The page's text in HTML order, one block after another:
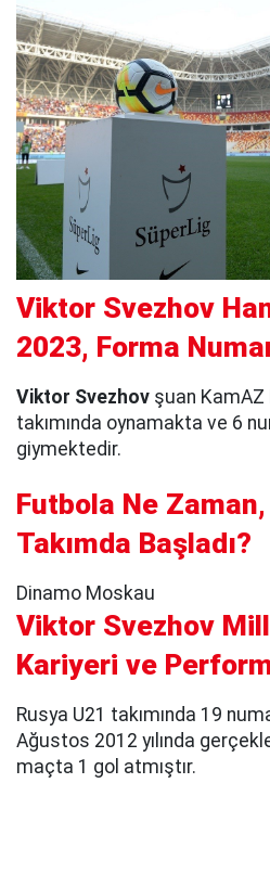
Viktor Svezhov
2023, Forma
Viktor Svezhov şuan KamAZ
takımında oynamakta ve 6
giymektedir.
Futbola Ne
Takımda Başladı?
Dinamo Moskau
Viktor Svezhov
Kariyeri ve
Rusya U21 takımında 19
Ağustos 2012 yılında
maçta 1 gol atmıştır.